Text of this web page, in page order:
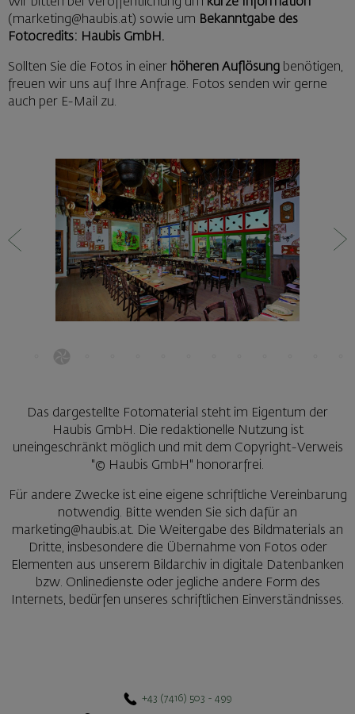
Wir bitten bei Veröffentlichung um kurze Information
(marketing@haubis.at) sowie um Bekanntgabe des
Fotocredits: Haubis GmbH.
Sollten Sie die Fotos in einer höheren Auflösung benötigen,
freuen wir uns auf Ihre Anfrage. Fotos senden wir gerne
auch per E-Mail zu.
Das dargestellte Fotomaterial steht im Eigentum der
Haubis GmbH. Die redaktionelle Nutzung ist
uneingeschränkt möglich und mit dem Copyright-Verweis
"© Haubis GmbH" honorarfrei.
Für andere Zwecke ist eine eigene schriftliche Vereinbarung
notwendig. Bitte wenden Sie sich dafür an
marketing@haubis.at. Die Weitergabe des Bildmaterials an
Dritte, insbesondere die Übernahme von Fotos oder
Elementen aus unserem Bildarchiv in digitale Datenbanken
bzw. Onlinedienste oder jegliche andere Form des
Internets, bedürfen unseres schriftlichen Einverständnisses.
+43 (7416) 503 - 499